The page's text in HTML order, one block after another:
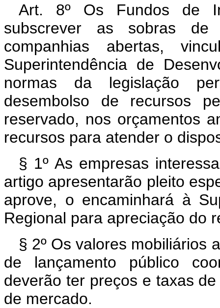
Art. 8º Os Fundos de
subscrever as sobras de
companhias abertas,
Superintendência de
normas da legislação
desembolso de recursos
reservado, nos orçamentos
recursos para atender o
§ 1º As empresas
artigo apresentarão pleito
aprove, o encaminhará à
Regional para apreciação do
§ 2º Os valores mobiliários
de lançamento público
deverão ter preços e taxas
de mercado.